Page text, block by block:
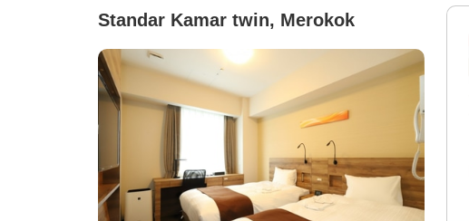
Standar Kamar twin, Merokok